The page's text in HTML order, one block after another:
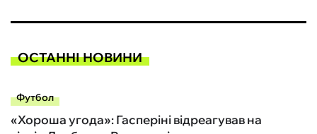
ОСТАННІ НОВИНИ
Футбол
«Хороша угода»: Гасперіні відреагував на